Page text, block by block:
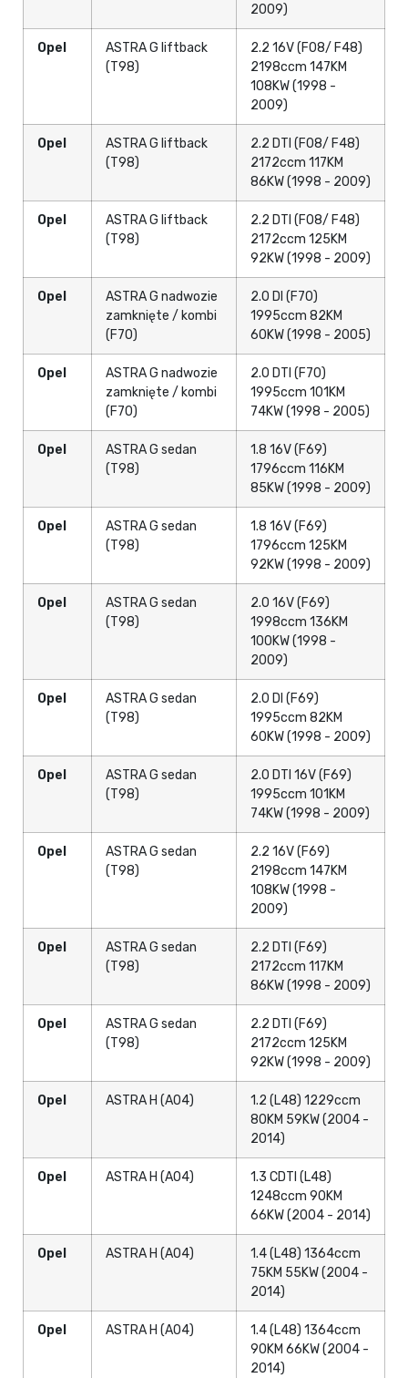
2009)
Opel
ASTRA G liftback
(T98)
2.2 16V (F08/ F48)
2198ccm 147KM
108KW (1998 -
2009)
Opel
ASTRA G liftback
(T98)
2.2 DTI (F08/ F48)
2172ccm 117KM
86KW (1998 - 2009)
Opel
ASTRA G liftback
(T98)
2.2 DTI (F08/ F48)
2172ccm 125KM
92KW (1998 - 2009)
Opel
ASTRA G nadwozie
zamknięte / kombi
(F70)
2.0 DI (F70)
1995ccm 82KM
60KW (1998 - 2005)
Opel
ASTRA G nadwozie
zamknięte / kombi
(F70)
2.0 DTI (F70)
1995ccm 101KM
74KW (1998 - 2005)
Opel
ASTRA G sedan
(T98)
1.8 16V (F69)
1796ccm 116KM
85KW (1998 - 2009)
Opel
ASTRA G sedan
(T98)
1.8 16V (F69)
1796ccm 125KM
92KW (1998 - 2009)
Opel
ASTRA G sedan
(T98)
2.0 16V (F69)
1998ccm 136KM
100KW (1998 -
2009)
Opel
ASTRA G sedan
(T98)
2.0 DI (F69)
1995ccm 82KM
60KW (1998 - 2009)
Opel
ASTRA G sedan
(T98)
2.0 DTI 16V (F69)
1995ccm 101KM
74KW (1998 - 2009)
Opel
ASTRA G sedan
(T98)
2.2 16V (F69)
2198ccm 147KM
108KW (1998 -
2009)
Opel
ASTRA G sedan
(T98)
2.2 DTI (F69)
2172ccm 117KM
86KW (1998 - 2009)
Opel
ASTRA G sedan
(T98)
2.2 DTI (F69)
2172ccm 125KM
92KW (1998 - 2009)
Opel ASTRA H (A04)
1.2 (L48) 1229ccm
80KM 59KW (2004 -
2014)
Opel ASTRA H (A04)
1.3 CDTI (L48)
1248ccm 90KM
66KW (2004 - 2014)
Opel ASTRA H (A04)
1.4 (L48) 1364ccm
75KM 55KW (2004 -
2014)
Opel ASTRA H (A04)
1.4 (L48) 1364ccm
90KM 66KW (2004 -
2014)